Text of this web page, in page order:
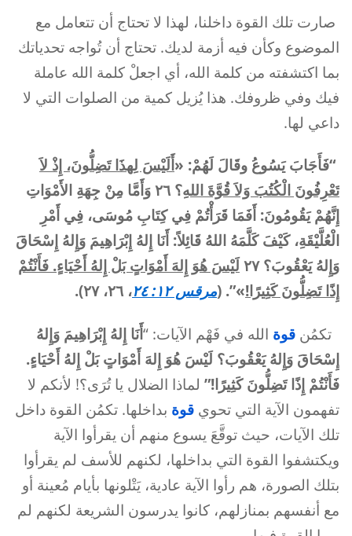
صارت تلك القوة داخلنا، لهذا لا تحتاج أن تتعامل مع
الموضوع وكأن فيه أزمة لديك. تحتاج أن تُواجه تحدياتك
بما اكتشفته من كلمة الله، أي اجعلْ كلمة الله عاملة
فيك وفي ظروفك. هذا يُزيل كمية من الصلوات التي لا
داعي لها.
“فَأَجَابَ يَسُوعُ وقَالَ لَهُمْ: «أَلَيْسَ لِهذَا تَضِلُّونَ، إِذْ لاَ
تَعْرِفُونَ الْكُتُبَ وَلاَ قُوَّةَ اللهِ
؟ ٢٦ وَأَمَّا مِنْ جِهَةِ الأَمْوَاتِ
إِنَّهُمْ يَقُومُونَ: أَفَمَا قَرَأْتُمْ فِي كِتَابِ مُوسَى، فِي أَمْرِ
الْعُلَّيْقَةِ، كَيْفَ كَلَّمَهُ اللهُ قَائِلاً: أَنَا إِلهُ إِبْرَاهِيمَ وَإِلهُ إِسْحَاقَ
وَإِلهُ يَعْقُوبَ؟ ٢٧
لَيْسَ هُوَ إِلهَ أَمْوَاتٍ بَلْ إِلهُ أَحْيَاءٍ. فَأَنْتُمْ
إِذًا تَضِلُّونَ كَثِيرًا!»”. (مرقس ١٢: ٢٤ ، ٢٦، ٢٧).
تكمُن قوة الله في فَهْم الآيات: “أَنَا إِلهُ إِبْرَاهِيمَ وَإِلهُ
إِسْحَاقَ وَإِلهُ يَعْقُوبَ؟ لَيْسَ هُوَ إِلهَ أَمْوَاتٍ بَلْ إِلهُ أَحْيَاءٍ.
فَأَنْتُمْ إِذًا تَضِلُّونَ كَثِيرًا!” لماذا الضلال يا تُرَى؟! لأنكم لا
تفهمون الآية التي تحوي قوة بداخلها. تكمُن القوة داخل
تلك الآيات، حيث توقَّعَ يسوع منهم أن يقرأوا الآية
ويكتشفوا القوة التي بداخلها، لكنهم للأسف لم يقرأوا
بتلك الصورة، هم رأوا الآية عادية، يَتْلونها بأيام مُعينة أو
مع أنفسهم بمنازلهم، كانوا يدرسون الشريعة لكنهم لم